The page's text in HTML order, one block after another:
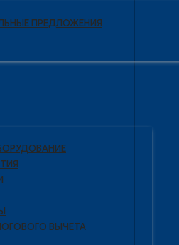
ПРЕДЛОЖЕНИЯ
ВЫЧЕТА